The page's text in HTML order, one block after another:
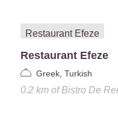
Restaurant Efeze
Greek, Turkish
0.2 kmofBistro De